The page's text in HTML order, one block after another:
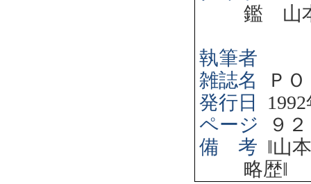
鑑 山
執筆者
雑誌名
Ｐ
発行日
1992
ページ
９２
備 考 ‖山
略歴‖